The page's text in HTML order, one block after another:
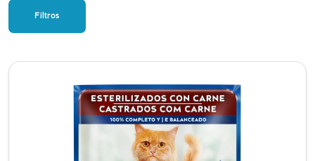
Filtros